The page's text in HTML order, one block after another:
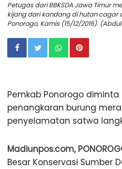
Petugas dari BBKSDA Jawa Timur
kijang dari kandang di hutan cagar
Ponorogo, Kamis (15/12/2016).
Pemkab Ponorogo
penangkaran burung
penyelamatan satwa
Madiunpos.com,
Besar Konservasi Sumber